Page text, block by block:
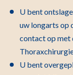
U bent
uw longarts op
contact op met
U bent